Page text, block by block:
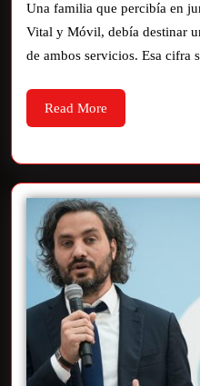
Una familia que percibía en
Vital y Móvil, debía destinar
de ambos servicios. Esa cifra
Read More